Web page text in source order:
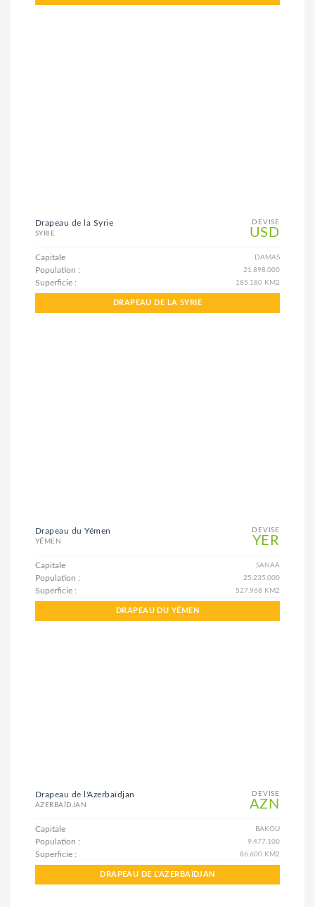
DEVISE
USD
Drapeau de la Syrie
SYRIE
Capitale DAMAS
Population : 21.898.000
Superficie : 185.180 KM2
DRAPEAU DE LA SYRIE
DEVISE
YER
Drapeau du Yémen
YÉMEN
Capitale SANAA
Population : 25.235.000
Superficie : 527.968 KM2
DRAPEAU DU YÉMEN
DEVISE
AZN
Drapeau de l'Azerbaïdjan
AZERBAÏDJAN
Capitale BAKOU
Population : 9.477.100
Superficie : 86.600 KM2
DRAPEAU DE L'AZERBAÏDJAN